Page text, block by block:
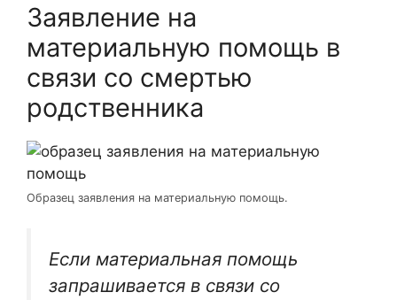
Заявление на
материальную помощь в
связи со смертью
родственника
Образец заявления на материальную помощь.
Если материальная помощь
запрашивается в связи со